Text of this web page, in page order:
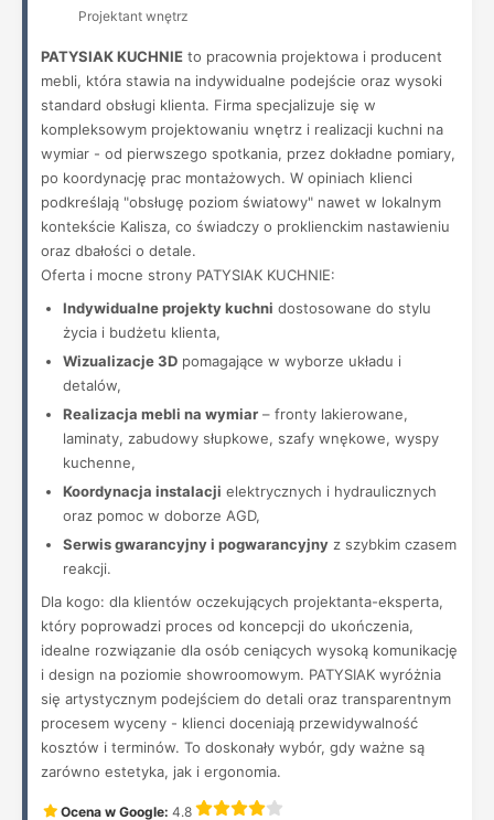
Projektant wnętrz
PATYSIAK KUCHNIE to pracownia projektowa i producent
mebli, która stawia na indywidualne podejście oraz wysoki
standard obsługi klienta. Firma specjalizuje się w
kompleksowym projektowaniu wnętrz i realizacji kuchni na
wymiar - od pierwszego spotkania, przez dokładne pomiary,
po koordynację prac montażowych. W opiniach klienci
podkreślają "obsługę poziom światowy" nawet w lokalnym
kontekście Kalisza, co świadczy o proklienckim nastawieniu
oraz dbałości o detale.
Oferta i mocne strony PATYSIAK KUCHNIE:
Indywidualne projekty kuchni dostosowane do stylu
życia i budżetu klienta,
Wizualizacje 3D pomagające w wyborze układu i
detalów,
Realizacja mebli na wymiar – fronty lakierowane,
laminaty, zabudowy słupkowe, szafy wnękowe, wyspy
kuchenne,
Koordynacja instalacji elektrycznych i hydraulicznych
oraz pomoc w doborze AGD,
Serwis gwarancyjny i pogwarancyjny z szybkim czasem
reakcji.
Dla kogo: dla klientów oczekujących projektanta-eksperta,
który poprowadzi proces od koncepcji do ukończenia,
idealne rozwiązanie dla osób ceniących wysoką komunikację
i design na poziomie showroomowym. PATYSIAK wyróżnia
się artystycznym podejściem do detali oraz transparentnym
procesem wyceny - klienci doceniają przewidywalność
kosztów i terminów. To doskonały wybór, gdy ważne są
zarówno estetyka, jak i ergonomia.
Ocena w Google: 4.8